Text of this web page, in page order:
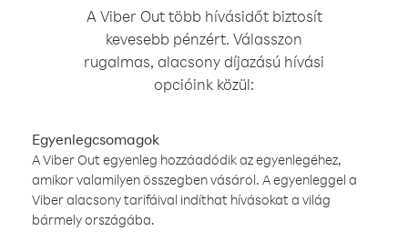
A Viber Out több hívásidőt biztosít
kevesebb pénzért. Válasszon
rugalmas, alacsony díjazású hívási
opcióink közül:
Egyenlegcsomagok
A Viber Out egyenleg hozzáadódik az egyenlegéhez,
amikor valamilyen összegben vásárol. A egyenleggel a
Viber alacsony tarifáival indíthat hívásokat a világ
bármely országába.